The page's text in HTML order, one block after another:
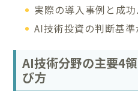
実際の導入事例と成
AI技術投資の判断基
AI技術分野の主要4
び方